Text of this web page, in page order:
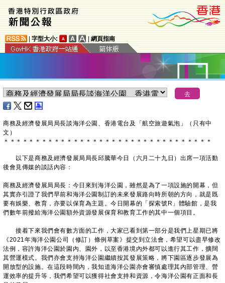
字型大小: 網頁指南
商務及經濟發展局局長談海洋公園、香港電台及「航空旅遊氣泡」（只有中
文）
＊ ＊ ＊ ＊ ＊ ＊ ＊ ＊ ＊ ＊ ＊ ＊ ＊ ＊ ＊ ＊ ＊ ＊ ＊ ＊ ＊ ＊ ＊ ＊ ＊ ＊ ＊ ＊ ＊ ＊ ＊ ＊ ＊
以下是商務及經濟發展局局長邱騰華今日（六月二十九日）出席一項活動
後會見傳媒的談話內容：
商務及經濟發展局局長：今日來到海洋公園，雖然是為了一項設施的開幕，但
其實亦引證了我們早前和海洋公園制訂的未來發展路向時所朝的方向，就是既
要有娛樂、教育，亦要以保育為主題。今日開幕的「探索號R」體驗館，是我
們數年前撥給海洋公園額外資源發展保育和教育工作的其中一個項目。
接着下來我們會有數方面的工作，大家已看到第一部分是我們上星期已將
《2021年海洋公園公司（修訂）條例草案》提交到立法會，希望可以盡早修改
法例，容許海洋公園於園內、園外，以至香港境內外都可以進行其工作，擴闊
其營運模式。我們亦會支持海洋公園繼續按其發展策略，將下園區逐步發展為
開放型的設施。在這段時間內，我知道海洋公園亦會審慎處理其內部管理、營
運效率的提升等，我們希望可以獲得社會支持和資源，令海洋公園有正面和長